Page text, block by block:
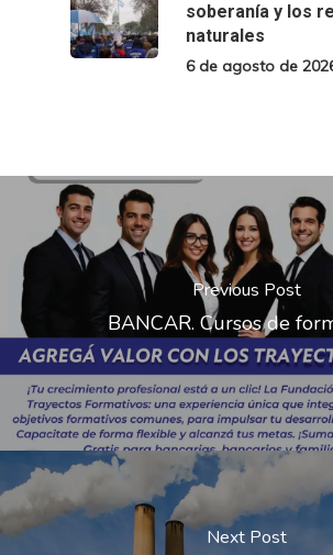
soberanía y los
naturales
6 de agosto de
Previous Post
BANCAR. Cursos de
Next Post